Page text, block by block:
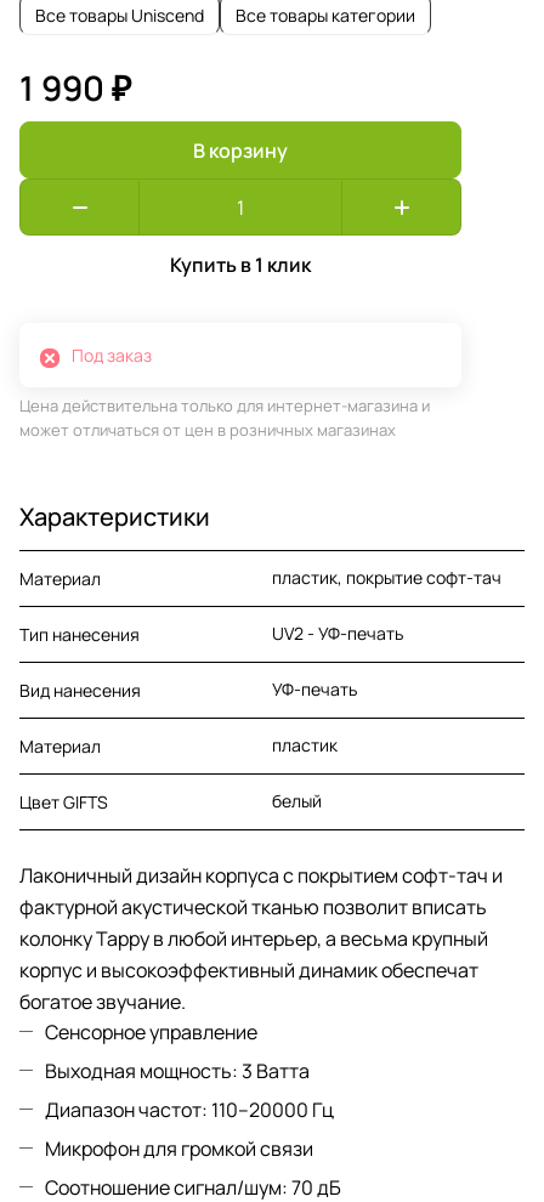
Все товары Uniscend Все товары категории
1 990 ₽
В корзину
Купить в 1 клик
Под заказ
Цена действительна только для интернет-магазина и
может отличаться от цен в розничных магазинах
Характеристики
Материал пластик, покрытие софт-тач
Тип нанесения UV2 - УФ-печать
Вид нанесения УФ-печать
Материал пластик
Цвет GIFTS белый
Лаконичный дизайн корпуса с покрытием софт-тач и
фактурной акустической тканью позволит вписать
колонку Tappy в любой интерьер, а весьма крупный
корпус и высокоэффективный динамик обеспечат
богатое звучание.
Сенсорное управление
Выходная мощность: 3 Ватта
Диапазон частот: 110–20000 Гц
Микрофон для громкой связи
Соотношение сигнал/шум: 70 дБ